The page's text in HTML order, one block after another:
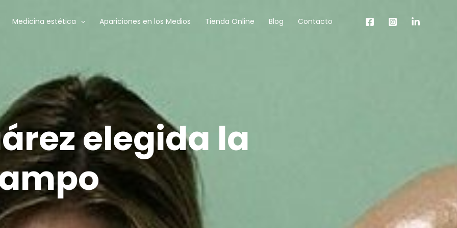
Medicina estética Apariciones en los Medios Tienda Online Blog Contacto
elegida la